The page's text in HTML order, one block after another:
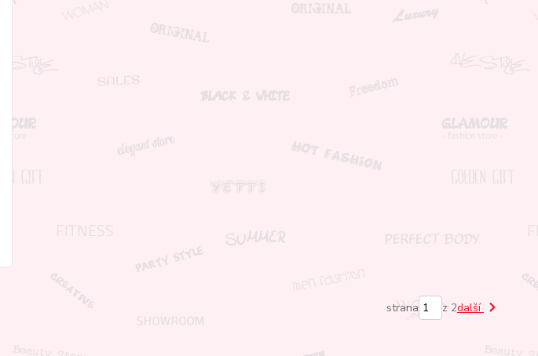
strana z 2další